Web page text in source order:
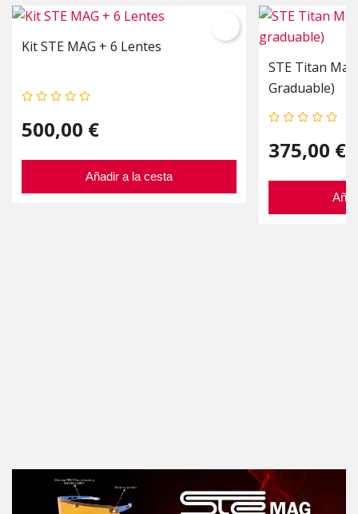
Kit STE MAG + 6 Lentes
500,00 €
Añadir a la cesta
STE Titan
Graduable)
375,00 €